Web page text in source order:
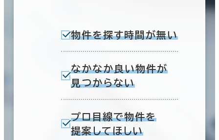
物件を探す時間が無い
なかなか良い物件が
見つからない
プロ目線で物件を
提案してほしい